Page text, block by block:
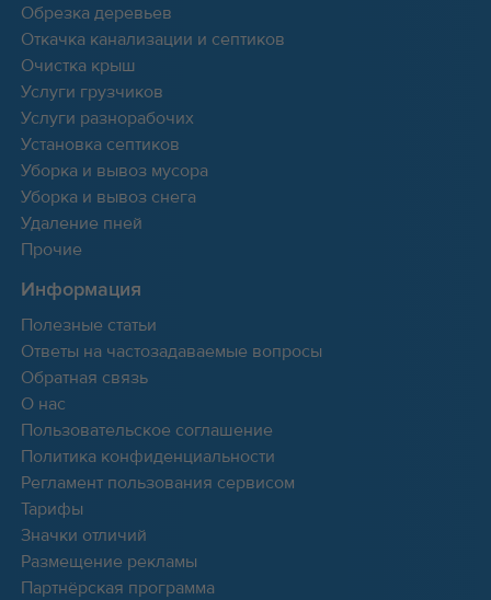
Обрезка деревьев
Откачка канализации и септиков
Очистка крыш
Услуги грузчиков
Услуги разнорабочих
Установка септиков
Уборка и вывоз мусора
Уборка и вывоз снега
Удаление пней
Прочие
Информация
Полезные статьи
Ответы на частозадаваемые вопросы
Обратная связь
О нас
Пользовательское соглашение
Политика конфиденциальности
Регламент пользования сервисом
Тарифы
Значки отличий
Размещение рекламы
Партнёрская программа